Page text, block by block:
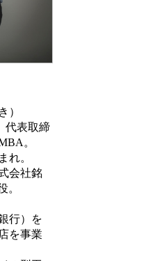
）
代表取締
。
れ。
会社銘
。
行）を
を事業